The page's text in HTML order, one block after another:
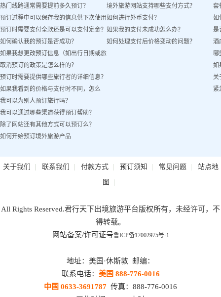
热门线路通常需要提前多久预订？
预订过程中可以保存我的信息供下次使用
吗？
预订时需要支付全款还是可以支付定金？
如何确认我的预订是否成功？
如果我想更改预订信息（如出行日期或旅
客姓名）怎么办？
取消预订的政策是怎么样的？
预订时需要提供哪些旅行者的详细信息？
如果我看到的价格与支付时不同，怎么
办？
我可以为别人预订旅行吗？
我可以通过哪些渠道获得预订帮助？
除了网站还有其他方式可以预订么？
如何开始预订境外旅游产品
境外旅游网站支持哪些支付方式？
如何进行外币支付？
如果我的支付未成功怎么办？
如何处理支付后价格变动的问题？
套
如
是
酒
哪
如
关
紧
关于我们 | 联系我们 | 付款方式| 预订须知 | 常见问题| 站点地
图 |
All Rights Reserved.君行天下出境旅游平台版权所有，未经许可，不
得转载。
网站备案/许可证号鲁ICP备17002975号-1
地址：美国·休斯敦 邮编：
联系电话： 美国 888-776-0016
中国 0633-3691787 传真：888-776-0016